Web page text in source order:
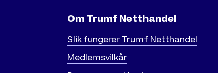
Om Trumf Netthandel
Slik fungerer Trumf Netthandel
Medlemsvilkår